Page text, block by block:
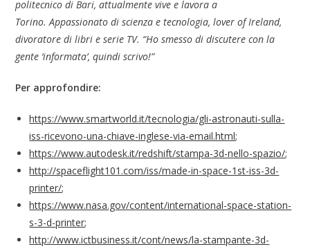
politecnico di Bari, attualmente vive e lavora a
Torino. Appassionato di scienza e tecnologia, lover of Ireland,
divoratore di libri e serie TV. “Ho smesso di discutere con la
gente ‘informata’, quindi scrivo!”
Per approfondire:
https://www.smartworld.it/tecnologia/gli-astronauti-sulla-
iss-ricevono-una-chiave-inglese-via-email.html;
https://www.autodesk.it/redshift/stampa-3d-nello-spazio/;
http://spaceflight101.com/iss/made-in-space-1st-iss-3d-
printer/;
https://www.nasa.gov/content/international-space-station-
s-3-d-printer;
http://www.ictbusiness.it/cont/news/la-stampante-3d-